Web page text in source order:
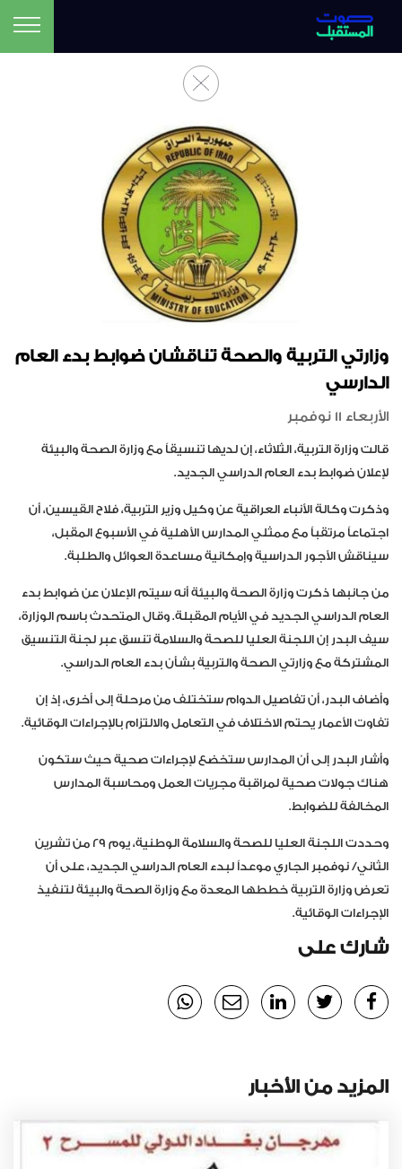
وزارتي التربية والصحة تناقشان ضوابط بدء العام
الدارسي
الأربعاء 11 نوفمبر
قالت وزارة التربية، الثلاثاء، إن لديها تنسيقاً مع وزارة الصحة والبيئة
لإعلان ضوابط بدء العام الدراسي الجديد.
وذكرت وكالة الأنباء العراقية عن وكيل وزير التربية، فلاح القيسين، أن
اجتماعاً مرتقباً مع ممثلي المدارس الأهلية في الأسبوع المقبل،
سيناقش الأجور الدراسية وإمكانية مساعدة العوائل والطلبة.
من جانبها ذكرت وزارة الصحة والبيئة أنه سيتم الإعلان عن ضوابط بدء
العام الدراسي الجديد في الأيام المقبلة. وقال المتحدث باسم الوزارة،
سيف البدر إن اللجنة العليا للصحة والسلامة تنسق عبر لجنة التنسيق
المشتركة مع وزارتي الصحة والتربية بشأن بدء العام الدراسي.
وأضاف البدر، أن تفاصيل الدوام ستختلف من مرحلة إلى أخرى، إذ إن
تفاوت الأعمار يحتم الاختلاف في التعامل والالتزام بالإجراءات الوقائية.
وأشار البدر إلى أن المدارس ستخضع لإجراءات صحية حيث ستكون
هناك جولات صحية لمراقبة مجريات العمل ومحاسبة المدارس
المخالفة للضوابط.
وحددت اللجنة العليا للصحة والسلامة الوطنية، يوم 29 من تشرين
الثاني/ نوفمبر الجاري موعداً لبدء العام الدراسي الجديد، على أن
تعرض وزارة التربية خططها المعدة مع وزارة الصحة والبيئة لتنفيذ
الإجراءات الوقائية.
شارك على
المزيد من الأخبار